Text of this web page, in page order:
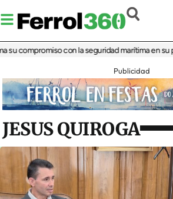
con la seguridad marítima en su
Publicidad
JESUS QUIROGA